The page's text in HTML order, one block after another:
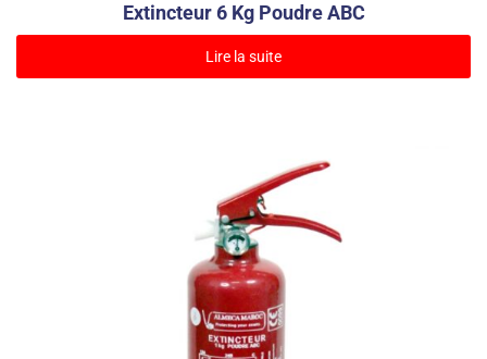
Extincteur 6 Kg Poudre ABC
Lire la suite